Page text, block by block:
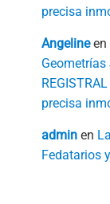
precisa
Angelineen
Geometrías
precisa
adminen
Fedatarios